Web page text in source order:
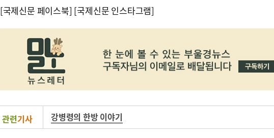
[국제신문 페이스북] [국제신문 인스타그램]
관련기사 강병령의 한방 이야기